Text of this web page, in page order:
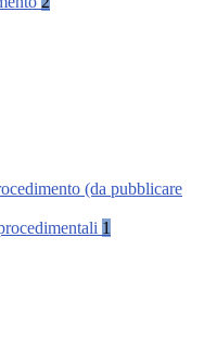
(da pubblicare
1